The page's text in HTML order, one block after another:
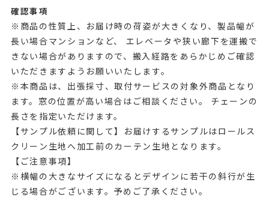
確認事項
※商品の性質上、お届け時の荷姿が大きくなり、製品幅が
長い場合マンションなど、 エレベータや狭い廊下を運搬で
きない場合がありますので、搬入経路をあらかじめご確認
いただきますようお願いいたします。
※本商品は、出張採寸、取付サービスの対象外商品となり
ます。窓の位置が高い場合はご相談ください。 チェーンの
長さを指定いただけます。
【サンプル依頼に関して】お届けするサンプルはロールス
クリーン生地へ加工前のカーテン生地となります。
【ご注意事項】
※横幅の大きなサイズになるとデザインに若干の斜行が生
じる場合がございます。予めご了承ください。